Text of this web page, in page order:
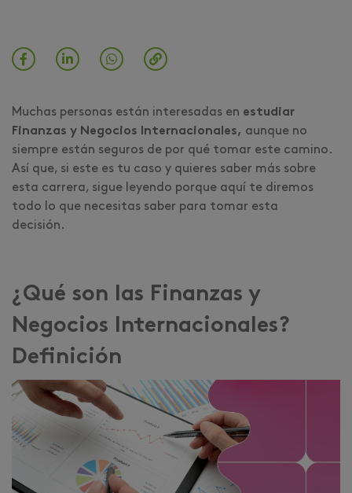
Muchas personas están interesadas en estudiar
Finanzas y Negocios Internacionales, aunque no
siempre están seguros de por qué tomar este camino.
Así que, si este es tu caso y quieres saber más sobre
esta carrera, sigue leyendo porque aquí te diremos
todo lo que necesitas saber para tomar esta
decisión.
¿Qué son las Finanzas y
Negocios Internacionales?
Definición